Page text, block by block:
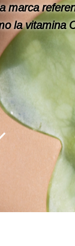
marca
la vitamina